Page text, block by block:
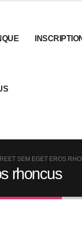
SEM EGET EROS
rhoncus